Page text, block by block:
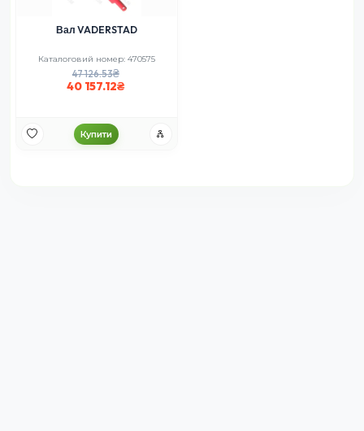
Вал VADERSTAD
Каталоговий номер: 470575
47 126.53
40 157.12
Купити